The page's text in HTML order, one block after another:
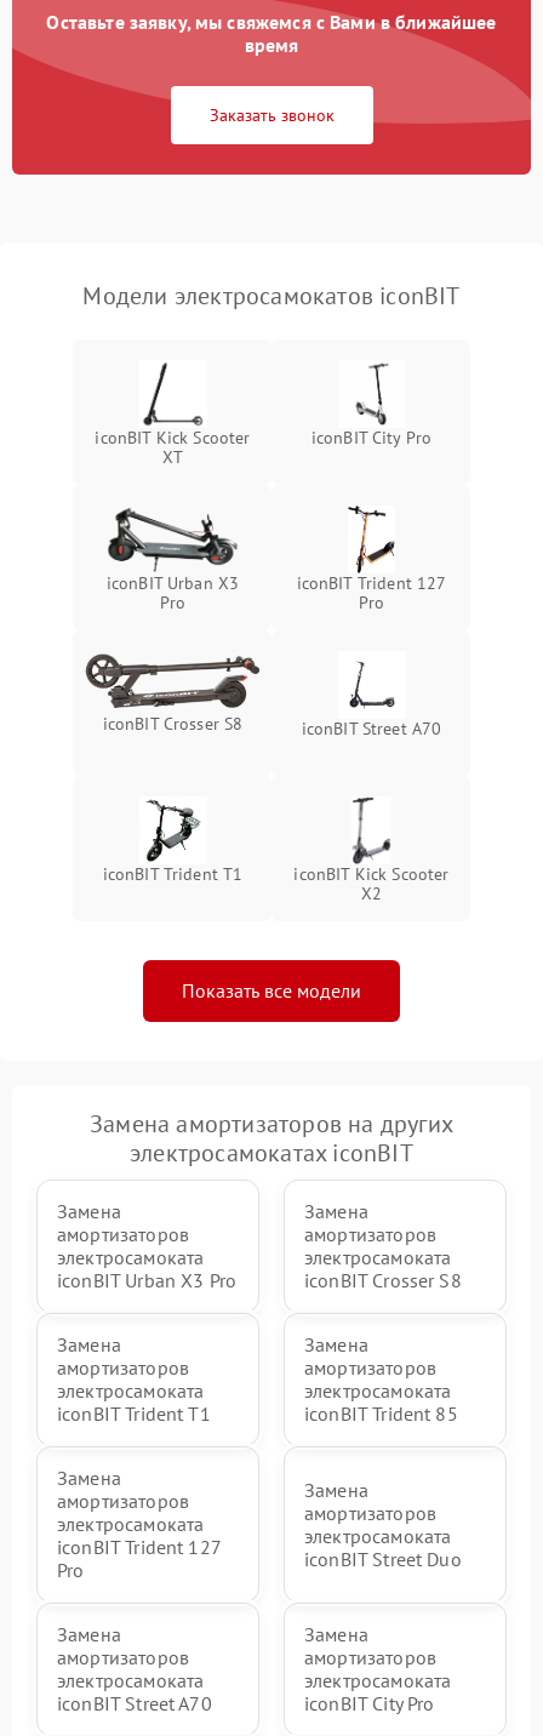
Оставьте заявку, мы свяжемся с Вами в ближайшее
время
Заказать звонок
Модели электросамокатов iconBIT
iconBIT Kick Scooter
XT
iconBIT City Pro
iconBIT Urban X3
Pro
iconBIT Trident 127
Pro
iconBIT Crosser S8 iconBIT Street A70
iconBIT Trident T1
iconBIT Kick Scooter
X2
Показать все модели
Замена амортизаторов на других
электросамокатах iconBIT
Замена
амортизаторов
электросамоката
iconBIT Urban X3 Pro
Замена
амортизаторов
электросамоката
iconBIT Crosser S8
Замена
амортизаторов
электросамоката
iconBIT Trident T1
Замена
амортизаторов
электросамоката
iconBIT Trident 85
Замена
амортизаторов
электросамоката
iconBIT Trident 127
Pro
Замена
амортизаторов
электросамоката
iconBIT Street Duo
Замена
амортизаторов
электросамоката
iconBIT Street A70
Замена
амортизаторов
электросамоката
iconBIT City Pro